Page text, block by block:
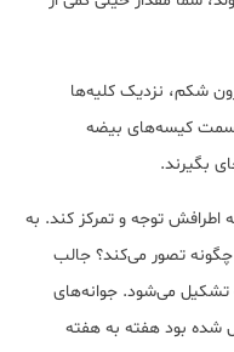
شکم، نزدیک کلیه‌ها
سمت کیسه‌های بیضه
بگیرند.
توجه و تمرکز کند. به
چگونه تصور می‌کند؟ جالب
تشکیل می‌شود. جوانه‌های
شده بود هفته به هفته